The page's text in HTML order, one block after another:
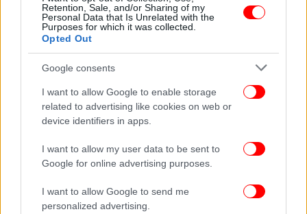
Retention, Sale, and/or Sharing of my
Personal Data that Is Unrelated with the
Purposes for which it was collected.
Opted Out
Google consents
I want to allow Google to enable storage
related to advertising like cookies on web or
device identifiers in apps.
I want to allow my user data to be sent to
Google for online advertising purposes.
I want to allow Google to send me
personalized advertising.
Οι συμμετέχουσες αποκτούν έναν ασφαλή χώρο
έκφρασης και επικοινωνίας για να μοιραστούν
εμπειρίες και να ανακαλύψουν τη δύναμη της
συλλογικότητας μέσα από τη θεατρική πράξη,
μετασχηματίζοντας το βίωμα σε καλλιτεχνικό λόγο.
Θεατρικό παιχνίδι, αυτοσχεδιασμοί, γραφή και
τελικά συλλογική δημιουργία των ίδιων των
κρατουμένων, αναδεικνύουν τη φωνή τους,
ενισχύοντας την αυτοπεποίθηση και την αίσθηση
του ανήκειν.